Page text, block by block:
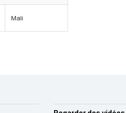
Mali